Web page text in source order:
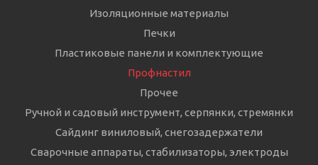
Изоляционные материалы
Печки
Пластиковые панели и комплектующие
Профнастил
Прочее
Ручной и садовый инструмент, серпянки, стремянки
Сайдинг виниловый, снегозадержатели
Сварочные аппараты, стабилизаторы, электроды